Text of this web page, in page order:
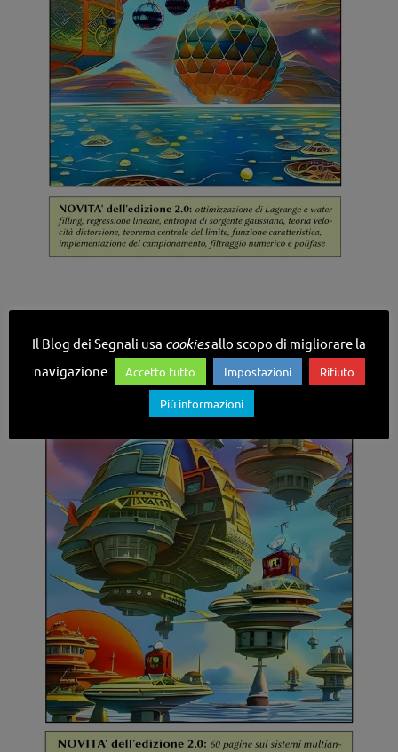
Il Blog dei Segnali usa cookiesallo scopo di migliorare la
navigazione
Accetto tutto Impostazioni Rifiuto
Più informazioni